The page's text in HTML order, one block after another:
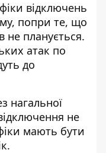
відключень
попри те, що
не планується.
атак по
до
нагальної
не
мають бути